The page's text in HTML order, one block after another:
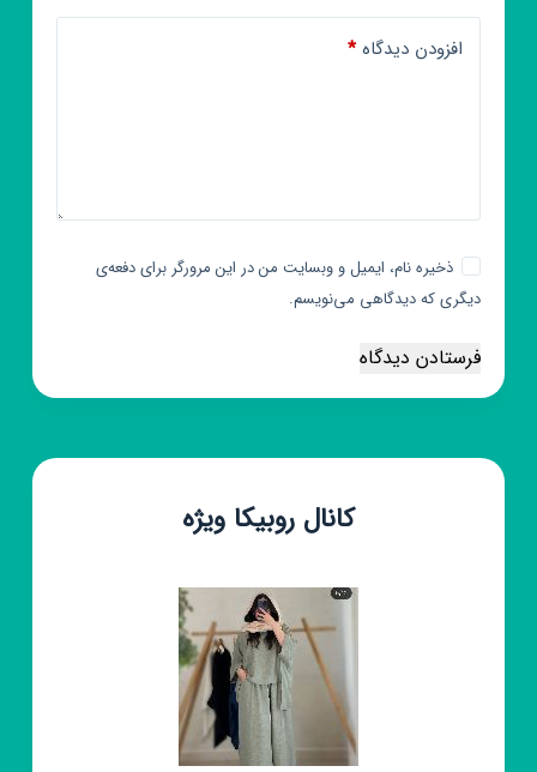
افزودن دیدگاه*
ذخیره نام، ایمیل و وبسایت من در این مرورگر برای دفعه‌ی
دیگری که دیدگاهی می‌نویسم.
فرستادن دیدگاه
کانال روبیکا ویژه